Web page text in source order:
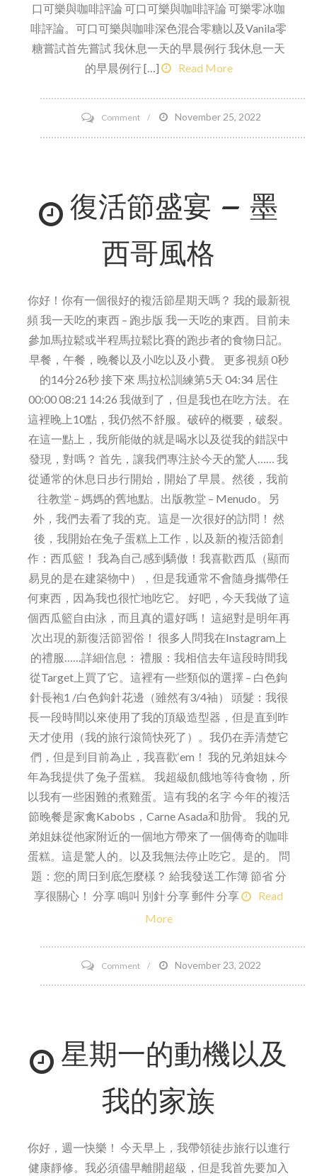
口可樂與咖啡評論 可口可樂與咖啡評論 可樂零冰咖
啡評論。可口可樂與咖啡深色混合零糖以及Vanila零
糖嘗試首先嘗試 我休息一天的早晨例行 我休息一天
的早晨例行 […]
Read More
Commenton
星
的
最
–
果
November 25, 2022
復活節盛宴 – 墨
西哥風格
你好！你有一個很好的複活節星期天嗎？ 我的最新視
頻 我一天吃的東西 – 跑步版 我一天吃的東西。目前未
參加馬拉鬆或半程馬拉鬆比賽的跑步者的食物日記。
早餐，午餐，晚餐以及小吃以及小費。 更多視頻 0秒
的14分26秒 接下來 馬拉松訓練第5天 04:34 居住
00:00 08:21 14:26 我做到了，但是我也在吃方法。在
這裡晚上10點，我仍然不舒服。破碎的概要，破裂。
在這一點上，我所能做的就是喝水以及從我的錯誤中
發現，對嗎？ 首先，讓我們專注於今天的驚人…… 我
從通常的休息日步行開始，開始了早晨。然後，我前
往教堂 – 媽媽的舊地點。出版教堂 – Menudo。另
外，我們去看了我的克。這是一次很好的訪問！ 然
後，我開始在兔子蛋糕上工作，以及新的複活節創
作：西瓜籃！ 我為自己感到驕傲！我喜歡西瓜（顯而
易見的是在建築物中），但是我通常不會隨身攜帶任
何東西，因為我也很忙地吃它。 好吧，今天我做了這
個西瓜籃自由泳，而且真的還好嗎！ 這絕對是明年再
次出現的新復活節習俗！ 很多人問我在Instagram上
的禮服……詳細信息： 禮服：我相信去年這段時間我
從Target上買了它。這裡有一些類似的選擇 – 白色鉤
針長袍1 /白色鉤針花邊（雖然有3/4袖） 頭髮：我很
長一段時間以來使用了我的頂級造型器，但是直到昨
天才使用（我的旅行滾筒快死了）。我仍在弄清楚它
們，但是到目前為止，我喜歡‘em！ 我的兄弟姐妹今
年為我提供了兔子蛋糕。 我超級飢餓地等待食物，所
以我有一些困難的煮雞蛋。這有我的名字 今年的複活
節晚餐是家禽Kabobs，Carne Asada和肋骨。 我的兄
弟姐妹從他家附近的一個地方帶來了一個傳奇的咖啡
蛋糕。這是驚人的。以及我無法停止吃它。是的。 問
題：您的周日到底怎麼樣？ 給我發送工作簿 節省 分
享很關心！ 分享 鳴叫 別針 分享 郵件 分享
Read
More
Commenton
復
墨
哥
風
November 23, 2022
星期一的動機以及
我的家族
你好，週一快樂！ 今天早上，我帶領徒步旅行以進行
健康靜修。我必須儘早離開超級，但是我首先要加入